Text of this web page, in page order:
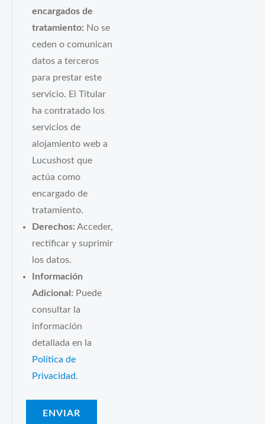
encargados de
tratamiento: No se
ceden o comunican
datos a terceros
para prestar este
servicio. El Titular
ha contratado los
servicios de
alojamiento web a
Lucushost que
actúa como
encargado de
tratamiento.
Derechos: Acceder,
rectificar y suprimir
los datos.
Información
Adicional: Puede
consultar la
información
detallada en la
Política de
Privacidad .